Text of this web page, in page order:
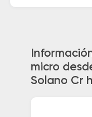
micro
Solano Cr